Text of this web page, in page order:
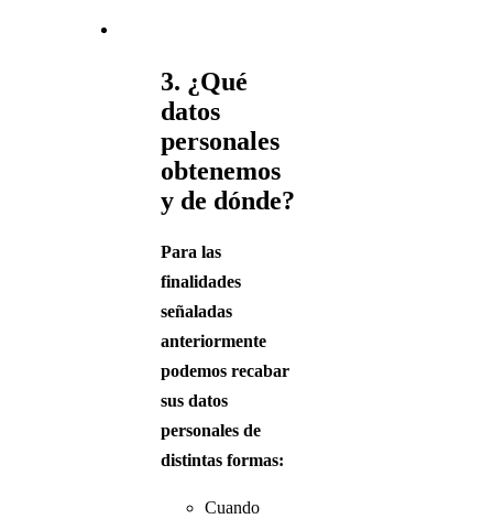
3. ¿Qué
datos
personales
obtenemos
y de dónde?
Para las
finalidades
señaladas
anteriormente
podemos recabar
sus datos
personales de
distintas formas:
Cuando